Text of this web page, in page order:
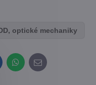
optické mechaniky
WhatsApp
E-
mail